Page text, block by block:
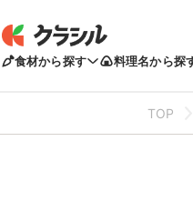
食材から探す 料理名から探
TOP